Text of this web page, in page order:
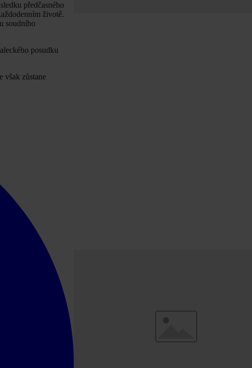
předčasného
životě.
soudního
posudku
však zůstane